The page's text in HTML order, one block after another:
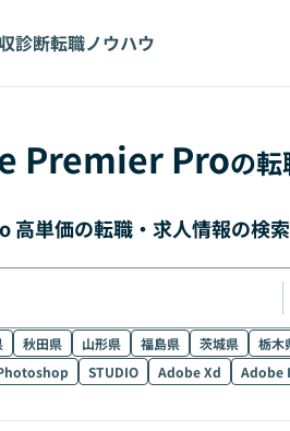
診断転職ノウハウ
Premier Proの
高単価の転職・求人情報の検
秋田県 山形県 福島県 茨城県 栃木
STUDIO Adobe Xd Adobe